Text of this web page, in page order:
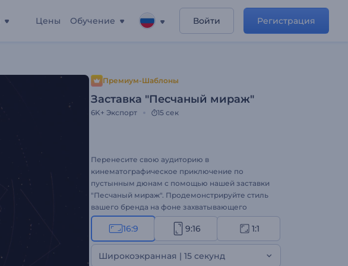
Цены Обучение Войти Регистрация
Премиум-Шаблоны
Заставка "Песчаный мираж"
6K+ Экспорт 15 сек
Перенесите свою аудиторию в
кинематографическое приключение по
пустынным дюнам с помощью нашей заставки
"Песчаный мираж". Продемонстрируйте стиль
вашего бренда на фоне захватывающего
восхода солнца над величественными дюнами.
Хотите ли вы поделиться своим посланием или
показать логотип, этот шаблон захватит
зрителей от начала и до конца. Загрузите свой
16:9 9:16 1:1
Широкоэкранная | 15 секунд